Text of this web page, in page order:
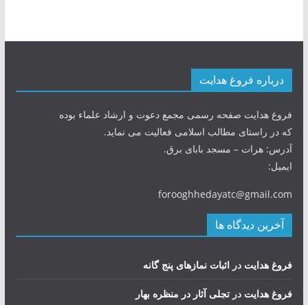
درباره فروغ هدایت
فروغ هدایت صفحه رسمی مجمع دعوت و ارشاد علماء بوده
که در راستای مطالب اسلامی فعالیت می نماید.
آدرس: هرات – مسجد بابای برق.
ایمیل:
forooghhedayatc@gmail.com
آخرین دیدگاه ها
فروغ هدایت در اثبات نمازهای پنج گانه
فروغ هدایت در تجلی آثار در منظره بهار